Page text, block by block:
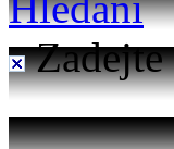
Zadejte